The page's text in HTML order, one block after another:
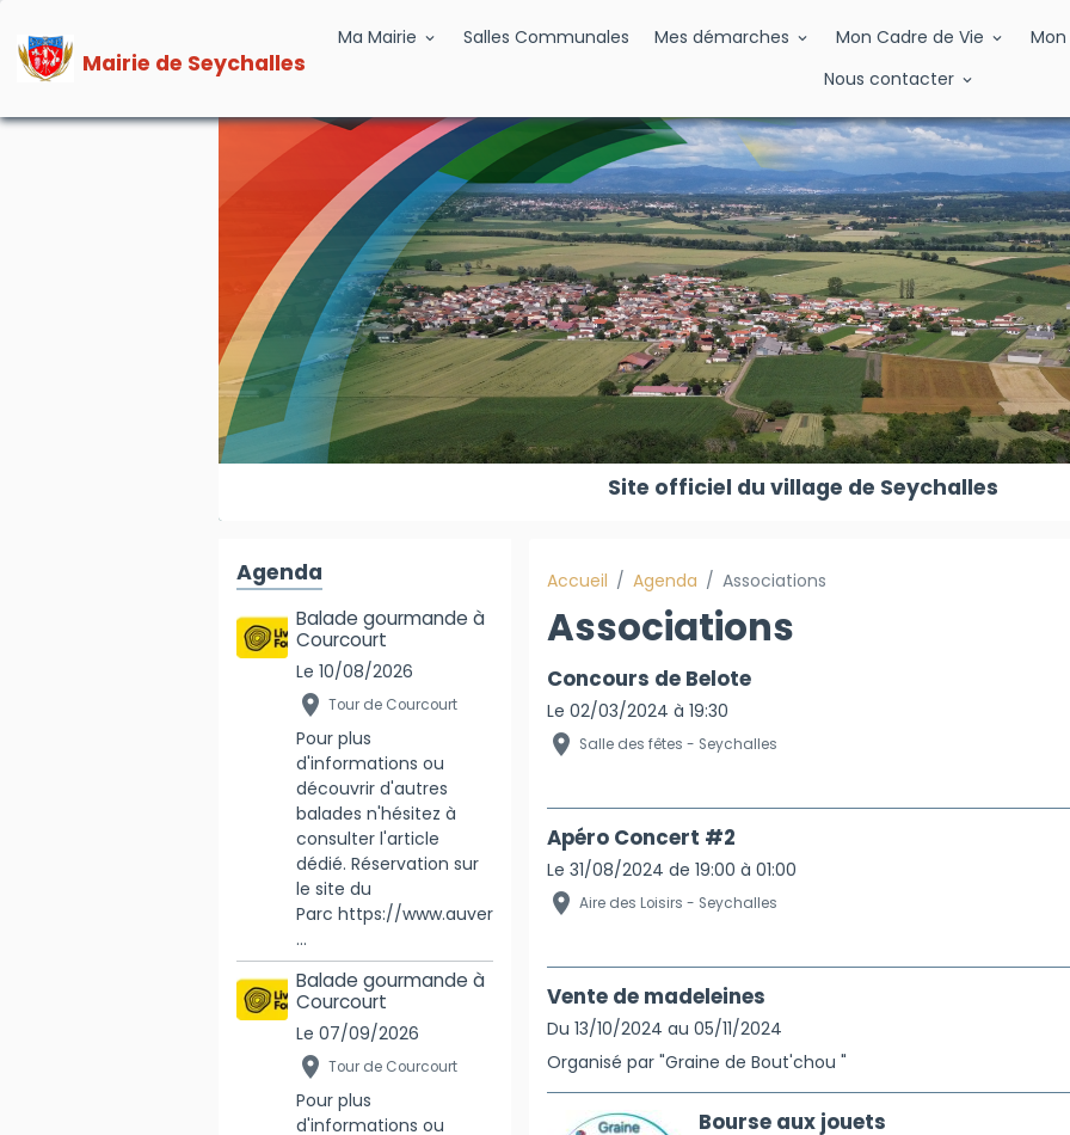
Mairie de Seychalles
Ma Mairie Salles Communales Mes démarches Mon Cadre de Vie
Nous contacter
Site officiel du village de Seychalles
Accueil Agenda Associations
Associations
Concours de Belote
Le 02/03/2024 à 19:30
Salle des fêtes - Seychalles
Apéro Concert #2
Le 31/08/2024 de 19:00 à 01:00
Aire des Loisirs - Seychalles
Vente de madeleines
Du 13/10/2024 au 05/11/2024
Organisé par "Graine de Bout'chou "
Bourse aux jouets
Agenda
Balade gourmande à
Courcourt
Le 10/08/2026
Tour de Courcourt
Pour plus
d'informations ou
découvrir d'autres
balades n'hésitez à
consulter l'article
dédié. Réservation sur
le site du
Parc https://www.auver
...
Balade gourmande à
Courcourt
Le 07/09/2026
Tour de Courcourt
Pour plus
d'informations ou